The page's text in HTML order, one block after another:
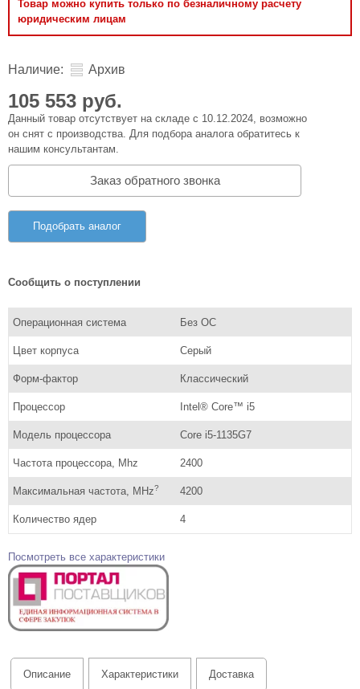
Товар можно купить только по безналичному расчету
юридическим лицам
Наличие: Архив
105 553 руб.
Данный товар отсутствует на складе с 10.12.2024, возможно
он снят с производства. Для подбора аналога обратитесь к
нашим консультантам.
Заказ обратного звонка
Подобрать аналог
Сообщить о поступлении
Операционная система Без ОС
Цвет корпуса Серый
Форм-фактор Классический
Процессор Intel® Core™ i5
Модель процессора Core i5-1135G7
Частота процессора, Mhz 2400
Максимальная частота, MHz? 4200
Количество ядер 4
Посмотреть все характеристики
Описание Характеристики Доставка